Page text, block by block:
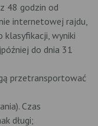
48 godzin od
internetowej rajdu,
wyniki
do dnia 31
przetransportować
Czas
długi;